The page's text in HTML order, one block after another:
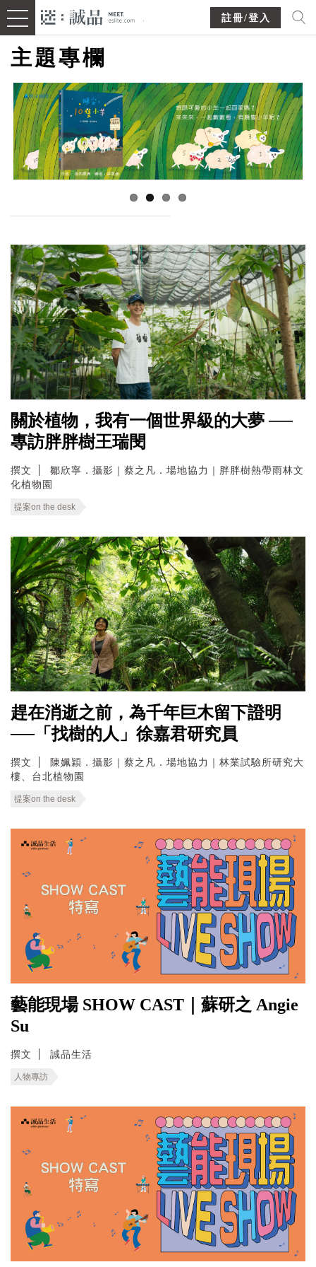
註冊/登入
主題專欄
關於植物，我有一個世界級的大夢 ──
專訪胖胖樹王瑞閔
撰文
鄒欣寧．攝影｜蔡之凡．場地協力｜胖胖樹熱帶雨林文
化植物園
提案on the desk
趕在消逝之前，為千年巨木留下證明
──「找樹的人」徐嘉君研究員
撰文
陳姵穎．攝影｜蔡之凡．場地協力｜林業試驗所研究大
樓、台北植物園
提案on the desk
藝能現場 SHOW CAST｜蘇研之 Angie
Su
撰文 誠品生活
人物專訪